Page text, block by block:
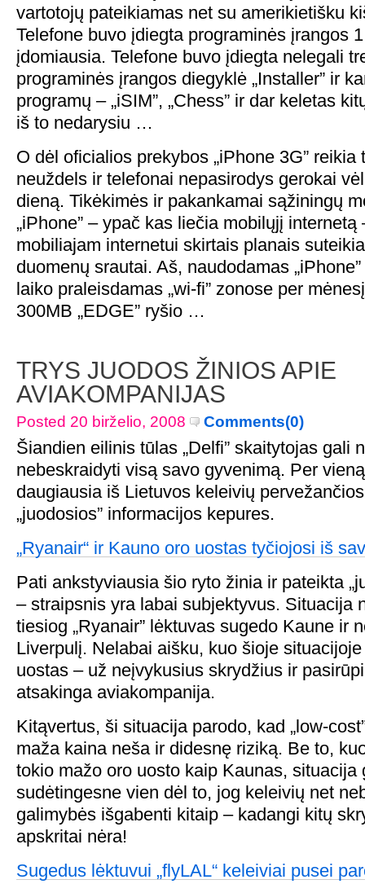
vartotojų pateikiamas net su amerikietišku
Telefone buvo įdiegta programinės įrangos
įdomiausia. Telefone buvo įdiegta nelegali
programinės įrangos diegyklė „Installer” ir
programų – „iSIM”, „Chess” ir dar keletas
iš to nedarysiu …
O dėl oficialios prekybos „iPhone 3G” reikia
neuždels ir telefonai nepasirodys gerokai
dieną. Tikėkimės ir pakankamai sąžiningų
„iPhone” – ypač kas liečia mobilųjį internetą
mobiliajam internetui skirtais planais
duomenų srautai. Aš, naudodamas
laiko praleisdamas „wi-fi” zonose per
300MB „EDGE” ryšio …
TRYS JUODOS ŽINIOS APIE
AVIAKOMPANIJAS
Posted 20 birželio, 2008 Comments(0)
Šiandien eilinis tūlas „Delfi” skaitytojas gali
nebeskraidyti visą savo gyvenimą. Per
daugiausia iš Lietuvos keleivių
„juodosios” informacijos kepures.
„Ryanair“ ir Kauno oro uostas tyčiojosi iš
Pati ankstyviausia šio ryto žinia ir pateikta
– straipsnis yra labai subjektyvus. Situacija
tiesiog „Ryanair” lėktuvas sugedo Kaune ir
Liverpulį. Nelabai aišku, kuo šioje
uostas – už neįvykusius skrydžius ir
atsakinga aviakompanija.
Kitąvertus, ši situacija parodo, kad „low-
maža kaina neša ir didesnę riziką. Be to,
tokio mažo oro uosto kaip Kaunas, situacija
sudėtingesne vien dėl to, jog keleivių net
galimybės išgabenti kitaip – kadangi kitų
apskritai nėra!
Sugedus lėktuvui „flyLAL“ keleiviai pusei